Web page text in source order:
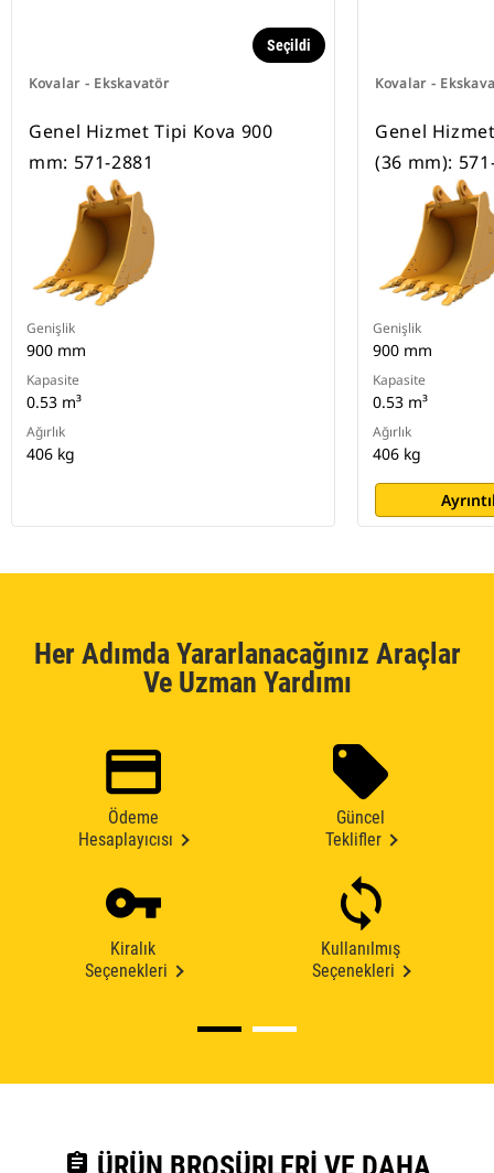
Kovalar - Ekskavatör
Seçildi
Genel Hizmet Tipi Kova 900
mm: 571-2881
Genişlik
900 mm
Kapasite
0.53 m³
Ağırlık
406 kg
Kovalar -
Genel
(36 mm):
Genişlik
900 mm
Kapasite
0.53 m³
Ağırlık
406 kg
Her Adımda Yararlanacağınız Araçlar
Ve Uzman Yardımı
Ödeme
Hesaplayıcısı
Güncel
Teklifler
Kiralık
Seçenekleri
Kullanılmış
Seçenekleri
assignment